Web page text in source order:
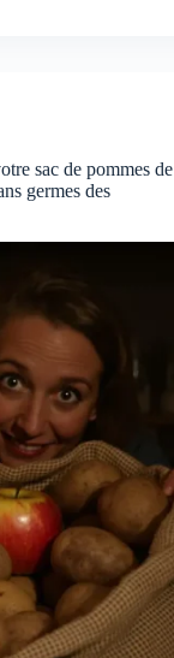
sac de pommes de
germes des